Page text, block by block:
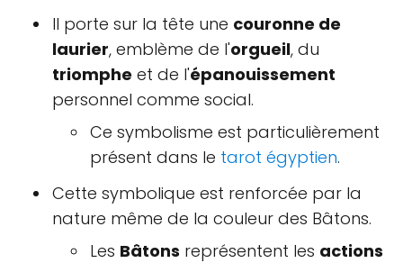
Il porte sur la tête une couronne de
laurier, emblème de l'orgueil, du
triomphe et de l'épanouissement
personnel comme social.
Ce symbolisme est particulièrement
présent dans le tarot égyptien.
Cette symbolique est renforcée par la
nature même de la couleur des Bâtons.
Les Bâtons représentent les actions